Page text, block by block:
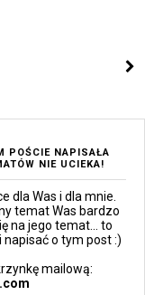
POŚCIE NAPISAŁA
NIE UCIEKA!
dla Was i dla mnie.
temat Was bardzo
na jego temat... to
napisać o tym post :)
mailową: